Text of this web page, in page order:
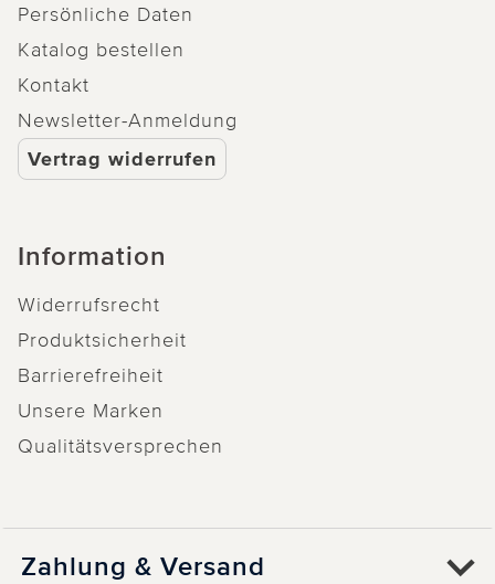
Persönliche Daten
Katalog bestellen
Kontakt
Newsletter-Anmeldung
Vertrag widerrufen
Information
Widerrufsrecht
Produktsicherheit
Barrierefreiheit
Unsere Marken
Qualitätsversprechen
Zahlung & Versand